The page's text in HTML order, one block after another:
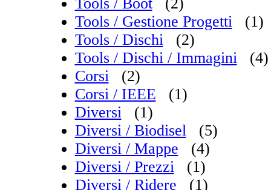
Tools / Gestione Progetti
(1)
Tools / Dischi
(2)
Tools / Dischi / Immagini
(4)
Corsi
(2)
Corsi / IEEE
(1)
Diversi
(1)
Diversi / Biodisel
(5)
Diversi / Mappe
(4)
Diversi / Prezzi
(1)
Diversi / Ridere
(1)